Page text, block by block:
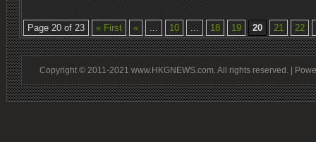
Page 20 of 23 « First « ... 10 ... 18 19 20 21 22
Copyright © 2011-2021 www.HKGNEWS.com. All rights reserved. |